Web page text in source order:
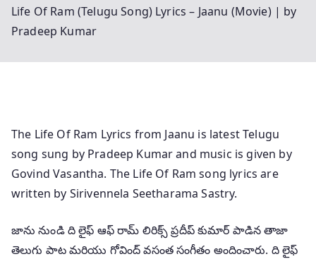
Life Of Ram (Telugu Song) Lyrics – Jaanu (Movie) | by
Pradeep Kumar
The Life Of Ram Lyrics from Jaanu is latest Telugu
song sung by Pradeep Kumar and music is given by
Govind Vasantha. The Life Of Ram song lyrics are
written by Sirivennela Seetharama Sastry.
జాను నుండి ది లైఫ్ ఆఫ్ రామ్ లిరిక్స్ ప్రదీప్ కుమార్ పాడిన తాజా
తెలుగు పాట మరియు గోవింద్ వసంత సంగీతం అందించారు. ది లైఫ్